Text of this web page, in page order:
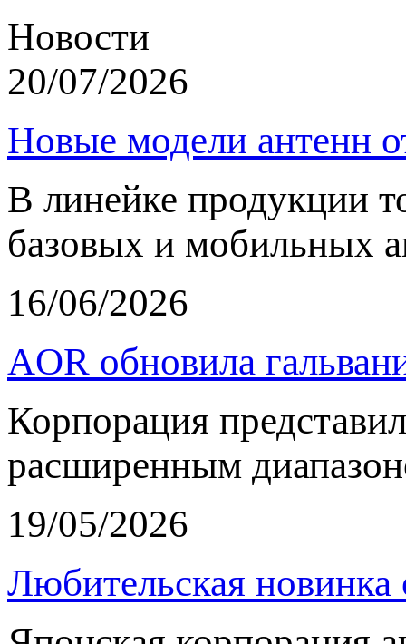
Новости
20/07/2026
Новые модели антенн
В линейке продукции
базовых и мобильных
16/06/2026
AOR обновила
Корпорация
расширенным
19/05/2026
Любительская новинка